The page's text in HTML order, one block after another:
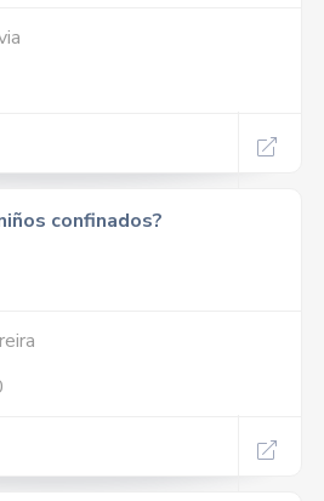
confinados?